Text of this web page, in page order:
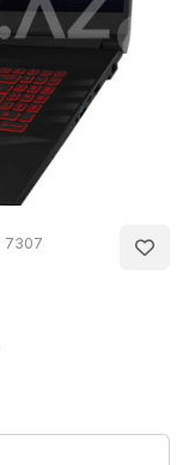
7307